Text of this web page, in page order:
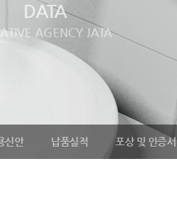
DATA
AGENCY JATA
신안 납품실적 포상 및 인증서